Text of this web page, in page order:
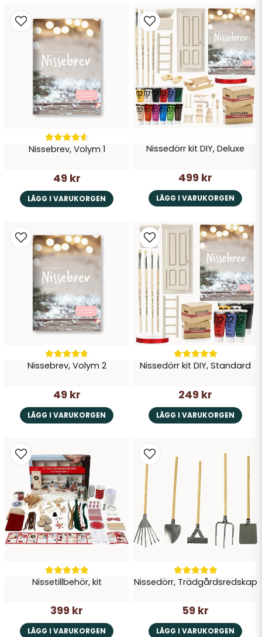
Ja, ni får publicera min fråga
Skicka fråga
Nissebrev, Volym 1
49 kr
LÄGG I VARUKORGEN
Nissedörr kit DIY, Deluxe
499 kr
LÄGG I VARUKORGEN
Nissebrev, Volym 2
49 kr
LÄGG I VARUKORGEN
Nissedörr kit DIY, Standard
249 kr
LÄGG I VARUKORGEN
Nissetillbehör, kit
399 kr
LÄGG I VARUKORGEN
Nissedörr, Trädgårdsredskap
59 kr
LÄGG I VARUKORGEN